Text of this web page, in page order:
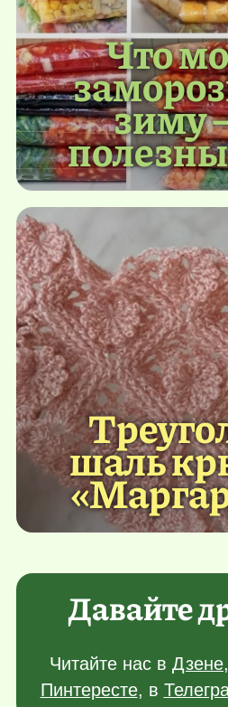
Что
зиму
шаль
Давайте
Читайте нас в Дзене
Пинтересте, в